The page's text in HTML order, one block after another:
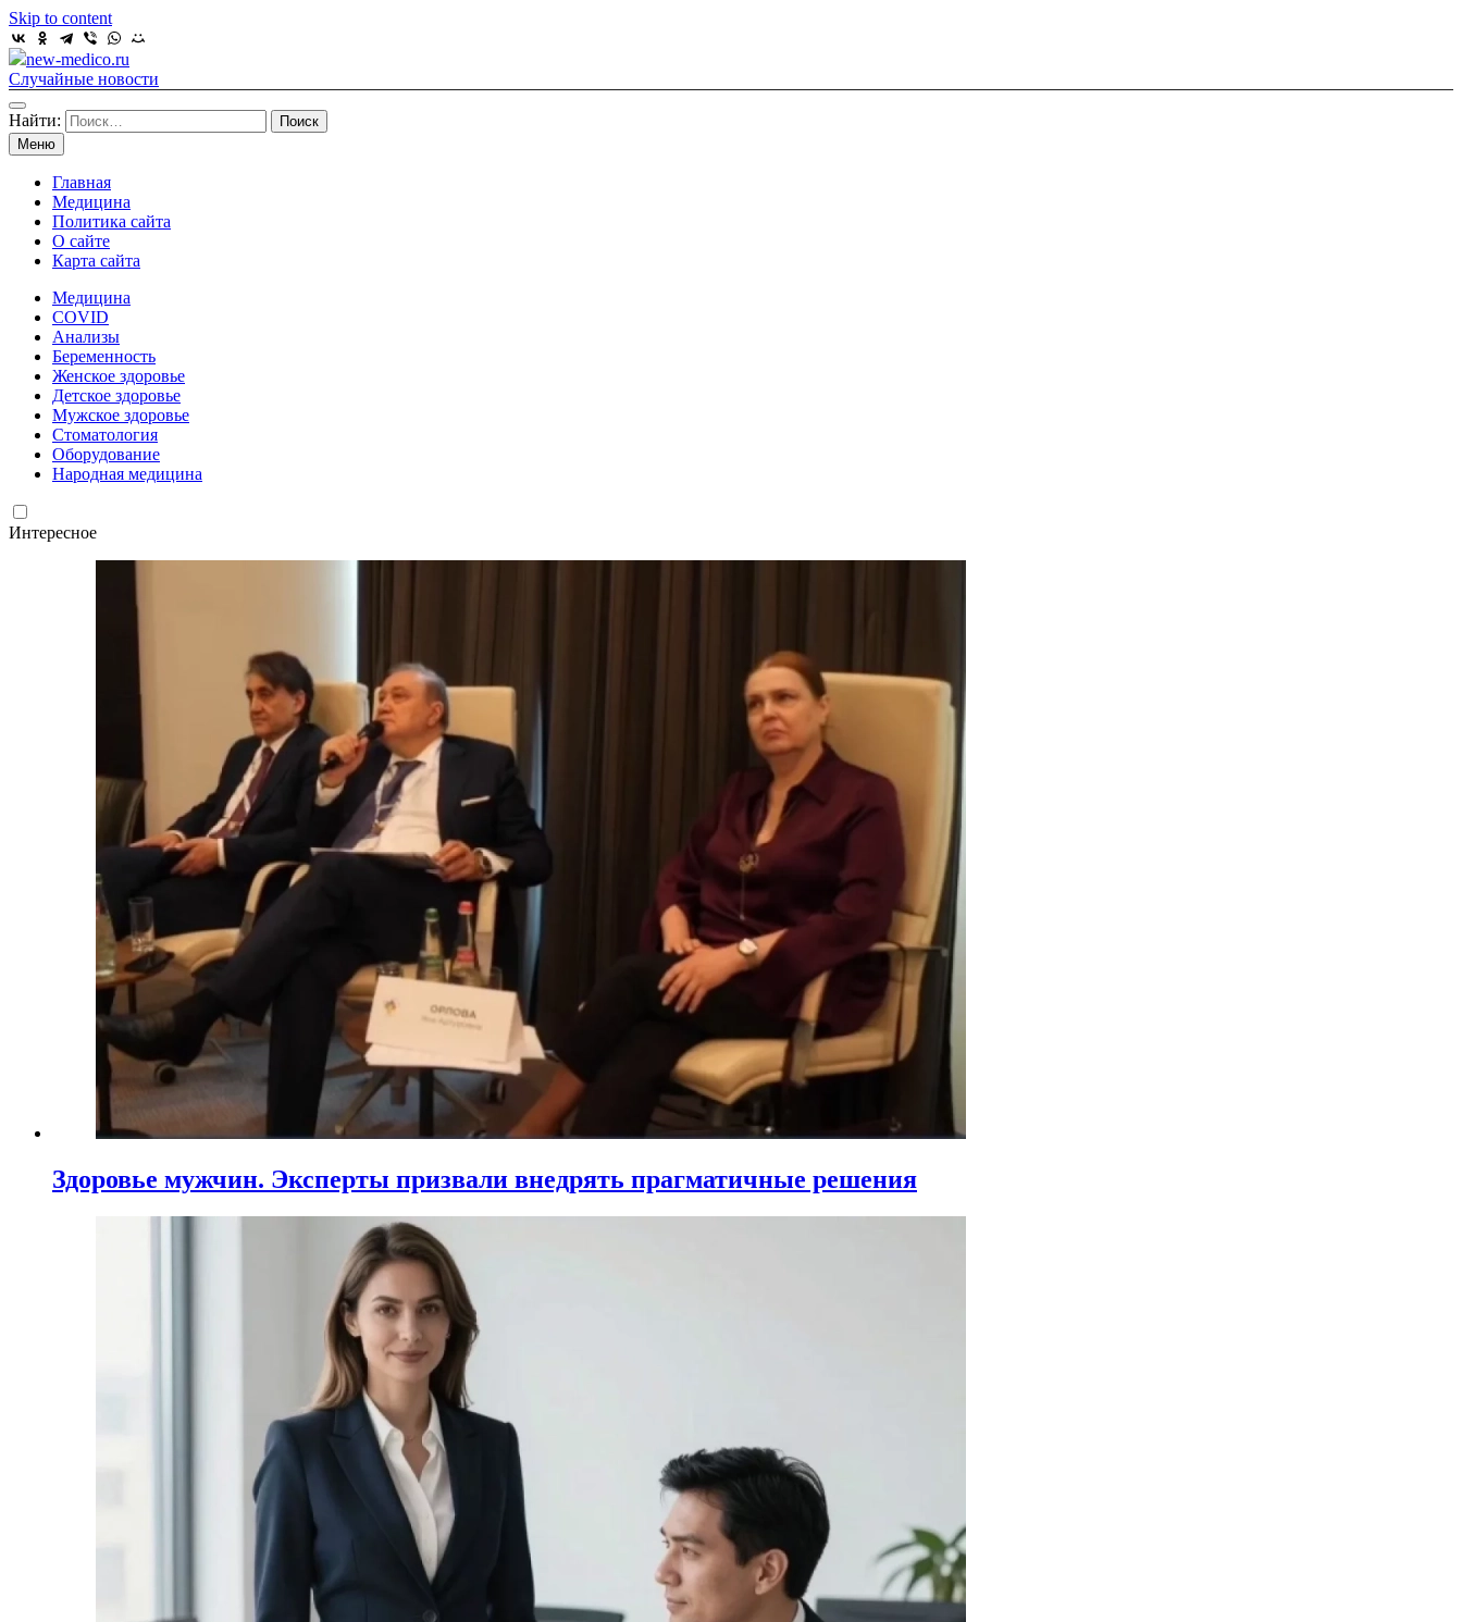
Skip to content
new-medico.ru
Случайные новости
Найти:
Меню
Главная
Медицина
Политика сайта
О сайте
Карта сайта
Медицина
COVID
Анализы
Беременность
Женское здоровье
Детское здоровье
Мужское здоровье
Стоматология
Оборудование
Народная медицина
Интересное
Здоровье мужчин. Эксперты призвали внедрять прагматичные решения